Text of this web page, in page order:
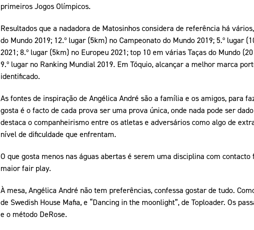
primeiros Jogos Olímpicos.
Resultados que a nadadora de Matosinhos considera de referência há
do Mundo 2019; 12.º lugar (5km) no Campeonato do Mundo 2019; 5.º lugar
2021; 8.º lugar (5km) no Europeu 2021; top 10 em várias Taças do Mundo
9.º lugar no Ranking Mundial 2019. Em Tóquio, alcançar a melhor marca
identificado.
As fontes de inspiração de Angélica André são a família e os amigos, para
gosta é o facto de cada prova ser uma prova única, onde nada pode ser
destaca o companheirismo entre os atletas e adversários como algo de
nível de dificuldade que enfrentam.
O que gosta menos nas águas abertas é serem uma disciplina com
maior fair play.
À mesa, Angélica André não tem preferências, confessa gostar de tudo.
de Swedish House Mafia, e “Dancing in the moonlight”, de Toploader. Os
e o método DeRose.